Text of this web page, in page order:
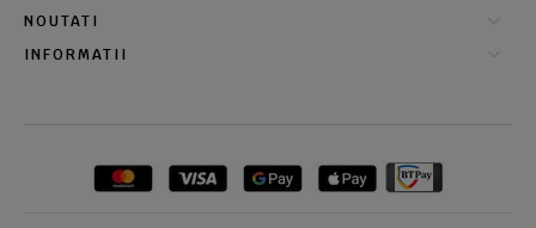
NOUTATI
INFORMATII